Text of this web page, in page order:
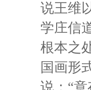
说王维
学庄信
根本之
国画形
说：“